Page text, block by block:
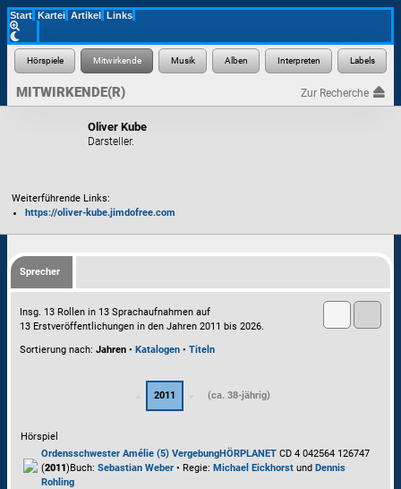
Start Kartei Artikel Links
MITWIRKENDE(R) Zur Recherche
Oliver Kube
Darsteller.
Weiterführende Links:
https://oliver-kube.jimdofree.com
Sprecher
Insg. 13 Rollen in 13 Sprachaufnahmen auf
13 Erstveröffentlichungen in den Jahren 2011 bis 2026.
Sortierung nach: Jahren • Katalogen • Titeln
2011 (ca. 38-jährig)
Hörspiel
Ordensschwester Amélie (5) VergebungHÖRPLANET CD 4 042564 126747
(2011)Buch: Sebastian Weber • Regie: Michael Eickhorst und Dennis
Rohling